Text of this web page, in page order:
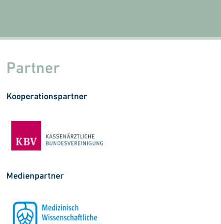
Partner
Kooperationspartner
Medienpartner